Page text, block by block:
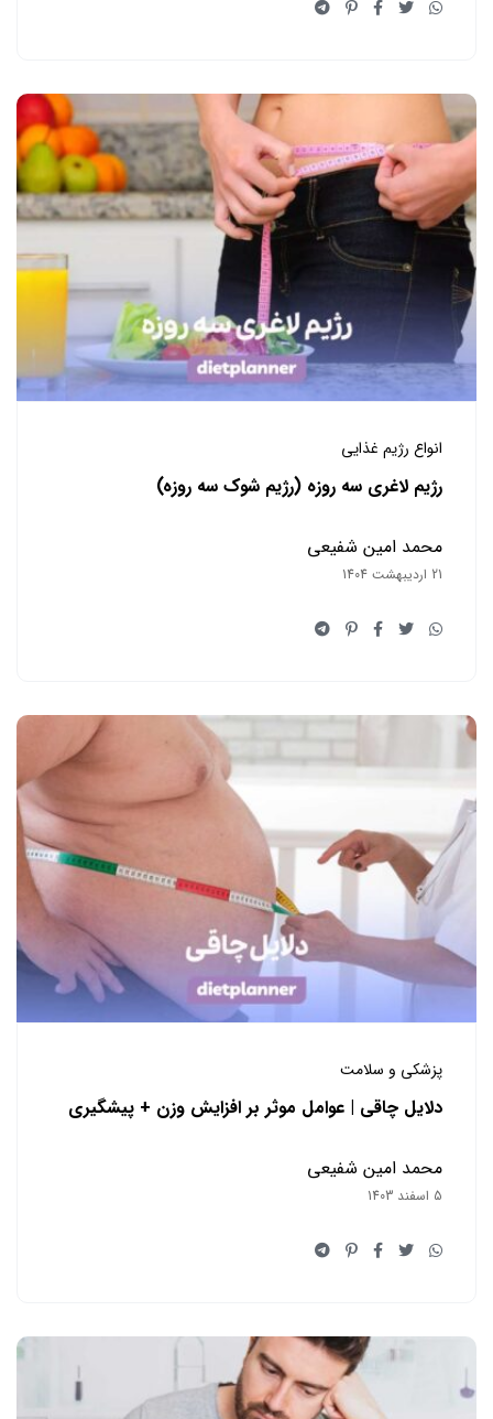
انواع رژیم غذایی
رژیم لاغری سه روزه (رژیم شوک سه روزه)
محمد امین شفیعی
21 اردیبهشت 1404
پزشکی و سلامت
دلایل چاقی | عوامل موثر بر افزایش وزن + پیشگیری
محمد امین شفیعی
5 اسفند 1403